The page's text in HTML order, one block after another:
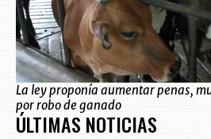
La ley proponía aumentar penas,
por robo de ganado
ÚLTIMAS NOTICIAS